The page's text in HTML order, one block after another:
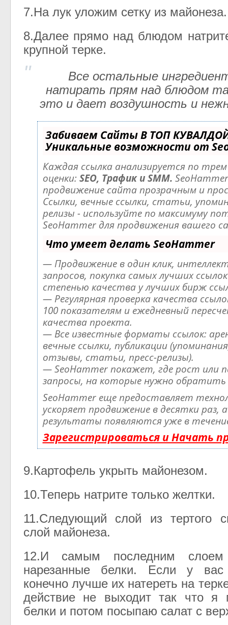
7.На лук уложим сетку из майонеза.
8.Далее прямо над блюдом
крупной терке.
Все остальные
натирать прям над блюдом
это и дает воздушность и
Забиваем Сайты В ТОП
Уникальные возможности от
Каждая ссылка анализируется по
оценки: SEO, Трафик и SMM.
продвижение сайта прозрачным и
Ссылки, вечные ссылки, статьи,
релизы - используйте по максимуму
SeoHammer для продвижения вашего
Что умеет делать SeoHammer
— Продвижение в один клик,
запросов, покупка самых лучших
степенью качества у лучших бирж
— Регулярная проверка качества
100 показателям и ежедневный
качества проекта.
— Все известные форматы ссылок:
вечные ссылки, публикации
отзывы, статьи, пресс-релизы).
— SeoHammer покажет, где рост или
запросы, на которые нужно обратить
SeoHammer еще предоставляет
ускоряет продвижение в десятки раз,
результаты появляются уже в
Зарегистрироваться и Начать
9.Картофель укрыть майонезом.
10.Теперь натрите только желтки.
11.Следующий слой из тертого
слой майонеза.
12.И самым последним
нарезанные белки. Если у вас
конечно лучше их натереть на
действие не выходит так что я
белки и потом посыпаю салат с